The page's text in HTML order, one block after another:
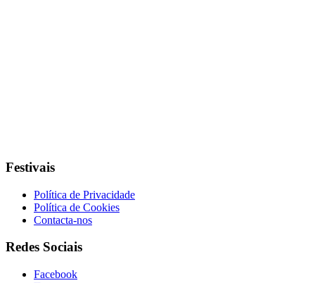
Festivais
Política de Privacidade
Política de Cookies
Contacta-nos
Redes Sociais
Facebook